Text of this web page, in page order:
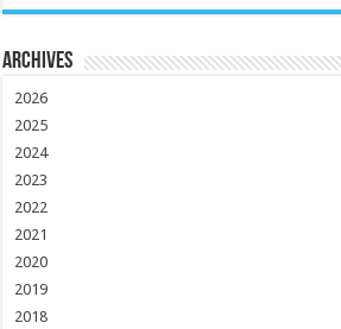
Archives
2026
2025
2024
2023
2022
2021
2020
2019
2018